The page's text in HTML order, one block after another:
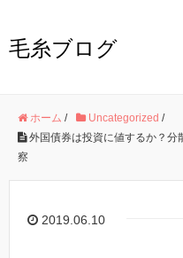
毛糸ブログ
ホーム / Uncategorized /
外国債券は投資に値するか？分
察
2019.06.10